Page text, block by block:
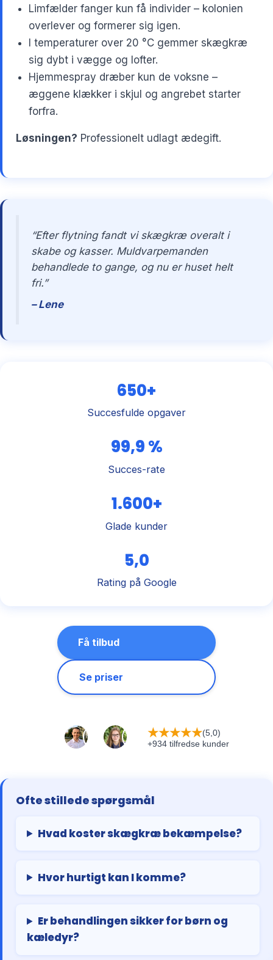
Limfælder fanger kun få individer – kolonien
overlever og formerer sig igen.
I temperaturer over 20 °C gemmer skægkræ
sig dybt i vægge og lofter.
Hjemmespray dræber kun de voksne –
æggene klækker i skjul og angrebet starter
forfra.
Løsningen? Professionelt udlagt ædegift.
“Efter flytning fandt vi skægkræ overalt i
skabe og kasser. Muldvarpemanden
behandlede to gange, og nu er huset helt
fri.”
– Lene
650+
Succesfulde opgaver
99,9 %
Succes-rate
1.600+
Glade kunder
5,0
Rating på Google
Få tilbud
Se priser
★★★★★(5,0)
+934 tilfredse kunder
Ofte stillede spørgsmål
Hvad koster skægkræ bekæmpelse?
Hvor hurtigt kan I komme?
Er behandlingen sikker for børn og
kæledyr?